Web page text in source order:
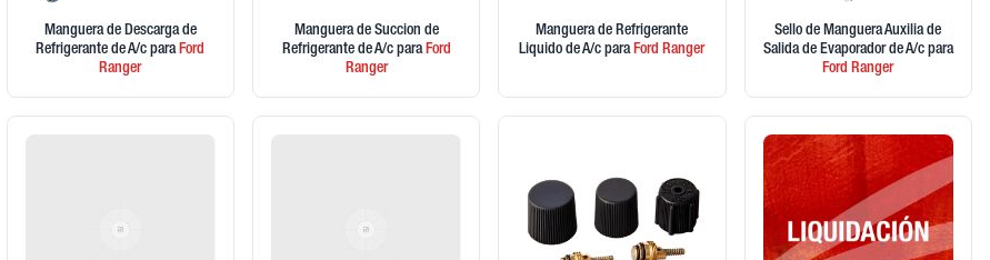
Manguera de Descarga de
Refrigerante de A/c paraFord
Ranger
Manguera de Succion de
Refrigerante de A/c paraFord
Ranger
Manguera de Refrigerante
Liquido de A/c paraFord Ranger
Sello de Manguera Auxilia de
Salida de Evaporador de A/c para
Ford Ranger